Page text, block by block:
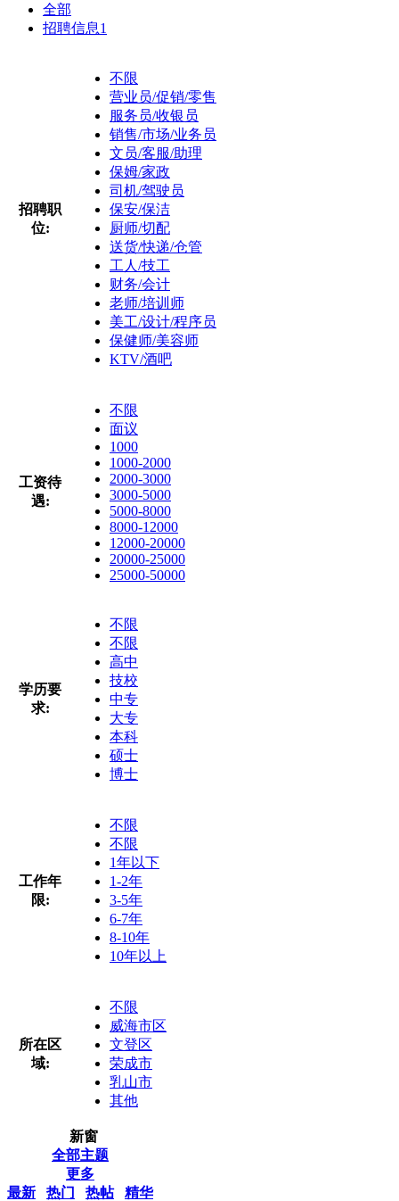
全部
招聘信息1
招聘职
位:
不限
营业员/促销/零售
服务员/收银员
销售/市场/业务员
文员/客服/助理
保姆/家政
司机/驾驶员
保安/保洁
厨师/切配
送货/快递/仓管
工人/技工
财务/会计
老师/培训师
美工/设计/程序员
保健师/美容师
KTV/酒吧
工资待
遇:
不限
面议
1000
1000-2000
2000-3000
3000-5000
5000-8000
8000-12000
12000-20000
20000-25000
25000-50000
学历要
求:
不限
不限
高中
技校
中专
大专
本科
硕士
博士
工作年
限:
不限
不限
1年以下
1-2年
3-5年
6-7年
8-10年
10年以上
所在区
域:
不限
威海市区
文登区
荣成市
乳山市
其他
新窗
全部主题
更多
最新
热门 热帖 精华